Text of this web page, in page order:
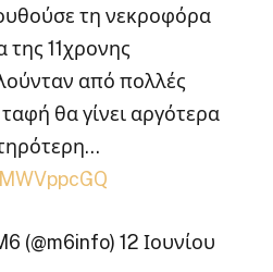
τη νεκροφόρα
της 11χρονης
από πολλές
θα γίνει αργότερα
(@m6info) 12 Ιουνίου